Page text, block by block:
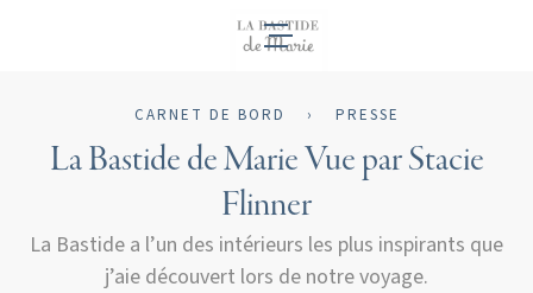
FR
CARNET DE BORD › PRESSE
La Bastide de Marie Vue par Stacie
Flinner
La Bastide a l’un des intérieurs les plus inspirants que
j’aie découvert lors de notre voyage.